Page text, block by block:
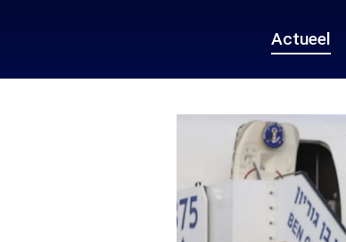
Actueel